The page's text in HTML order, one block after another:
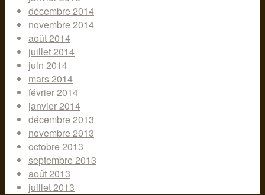
décembre 2014
novembre 2014
août 2014
juillet 2014
juin 2014
mars 2014
février 2014
janvier 2014
décembre 2013
novembre 2013
octobre 2013
septembre 2013
août 2013
juillet 2013